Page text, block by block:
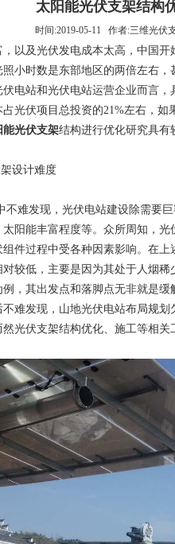
太阳能光伏支架结构
时间:2019-05-11 作者:三维光伏
及光伏发电成本太高，中国开
小时数是东部地区的两倍左右
电站和光伏电站运营企业而言
光伏项目总投资的21%左右，
能光伏支架结构进行优化研究具有
设计难度
难发现，光伏电站建设除需要巨
阳能丰富程度等。众所周知，
件过程中受各种因素影响。在
较低，主要是因为其处于人烟
，其出发点和落脚点无非就是
难发现，山地光伏电站布局规
光伏支架结构优化、施工等相关